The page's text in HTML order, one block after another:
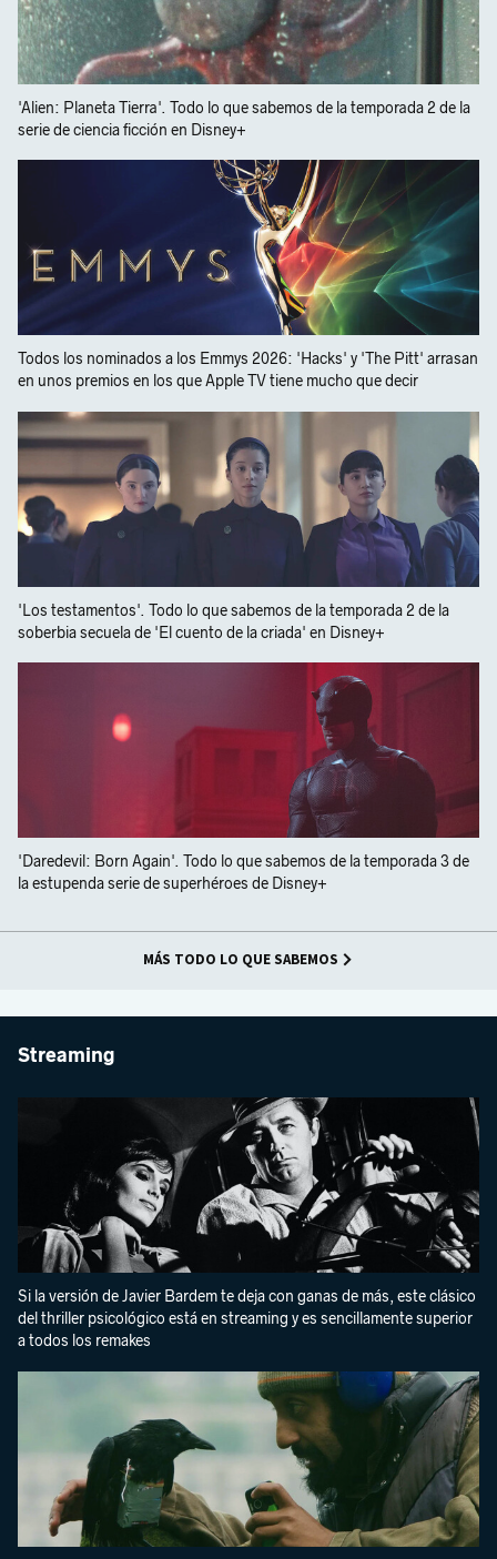
'Alien: Planeta Tierra'. Todo lo que sabemos de la temporada 2 de la
serie de ciencia ficción en Disney+
Todos los nominados a los Emmys 2026: 'Hacks' y 'The Pitt' arrasan
en unos premios en los que Apple TV tiene mucho que decir
'Los testamentos'. Todo lo que sabemos de la temporada 2 de la
soberbia secuela de 'El cuento de la criada' en Disney+
'Daredevil: Born Again'. Todo lo que sabemos de la temporada 3 de
la estupenda serie de superhéroes de Disney+
MÁS TODO LO QUE SABEMOS
Streaming
Si la versión de Javier Bardem te deja con ganas de más, este clásico
del thriller psicológico está en streaming y es sencillamente superior
a todos los remakes